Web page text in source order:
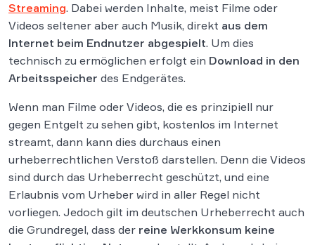
Streaming. Dabei werden Inhalte, meist Filme oder
Videos seltener aber auch Musik, direkt aus dem
Internet beim Endnutzer abgespielt. Um dies
technisch zu ermöglichen erfolgt ein Download in den
Arbeitsspeicher des Endgerätes.
Wenn man Filme oder Videos, die es prinzipiell nur
gegen Entgelt zu sehen gibt, kostenlos im Internet
streamt, dann kann dies durchaus einen
urheberrechtlichen Verstoß darstellen. Denn die Videos
sind durch das Urheberrecht geschützt, und eine
Erlaubnis vom Urheber wird in aller Regel nicht
vorliegen. Jedoch gilt im deutschen Urheberrecht auch
die Grundregel, dass der reine Werkkonsum keine